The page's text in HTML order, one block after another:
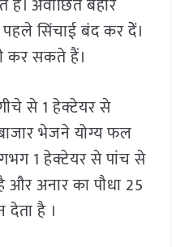
अवांछित बहार
सिंचाई बंद कर देें।
कर सकते हैं।
से 1 हेक्टेयर से
भेजने योग्य फल
1 हेक्टेयर से पांच से
अनार का पौधा 25
है ।